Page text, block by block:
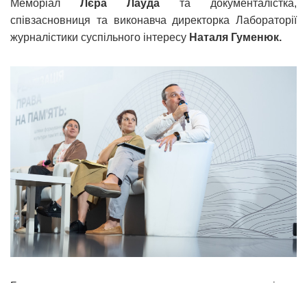
Меморіал Лєра Лауда та документалістка,
співзасновниця та виконавча директорка Лабораторії
журналістики суспільного інтересу Наталя Гуменюк.